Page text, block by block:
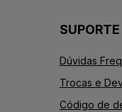
SUPORTE
Dúvidas
Trocas e
Código de